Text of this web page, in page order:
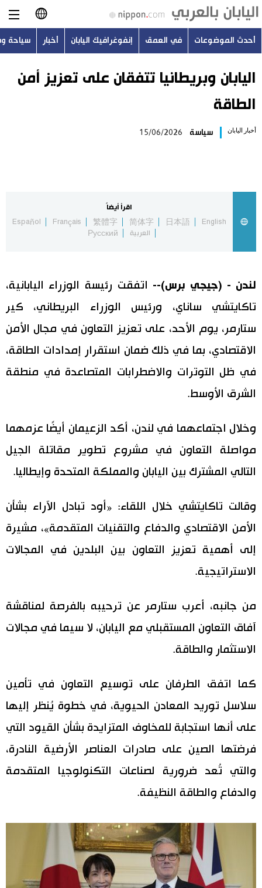
日本語
English
Русский
اليابان في فيديو
مانغا وأنيمي
علوم وتكنولوجيا
أشخاص
سياسة
اقتصاد
لايف ستايل
طوكيو
اللغة اليابانية
المطبخ الياباني
تواصل معنا
أحدث الموضوعات في العمق إنفوغرافيك اليابان أخبار سياحة
اليابان وبريطانيا تتفقان على تعزيز أمن
الطاقة
أخبار اليابان سياسة 15/06/2026
اقرأ أيضاً
English
日本語
简体字
繁體字
Français
Español
العربية
Русский
لندن - (جيجي برس)-- اتفقت رئيسة الوزراء اليابانية،
تاكايتشي ساناي، ورئيس الوزراء البريطاني، كير
ستارمر، يوم الأحد، على تعزيز التعاون في مجال الأمن
الاقتصادي، بما في ذلك ضمان استقرار إمدادات الطاقة،
في ظل التوترات والاضطرابات المتصاعدة في منطقة
الشرق الأوسط.
وخلال اجتماعهما في لندن، أكد الزعيمان أيضًا عزمهما
مواصلة التعاون في مشروع تطوير مقاتلة الجيل
التالي المشترك بين اليابان والمملكة المتحدة وإيطاليا.
وقالت تاكايتشي خلال اللقاء: «أود تبادل الآراء بشأن
الأمن الاقتصادي والدفاع والتقنيات المتقدمة»، مشيرة
إلى أهمية تعزيز التعاون بين البلدين في المجالات
الاستراتيجية.
من جانبه، أعرب ستارمر عن ترحيبه بالفرصة لمناقشة
آفاق التعاون المستقبلي مع اليابان، لا سيما في مجالات
الاستثمار والطاقة.
كما اتفق الطرفان على توسيع التعاون في تأمين
سلاسل توريد المعادن الحيوية، في خطوة يُنظر إليها
على أنها استجابة للمخاوف المتزايدة بشأن القيود التي
فرضتها الصين على صادرات العناصر الأرضية النادرة،
والتي تُعد ضرورية لصناعات التكنولوجيا المتقدمة
والدفاع والطاقة النظيفة.